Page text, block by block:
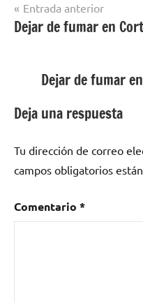
Dejar
Navegación
de
Entrada anterior
Dejar de fumar en
Dejar de fumar
Deja una respuesta
Tu dirección de correo
campos obligatorios
Comentario *